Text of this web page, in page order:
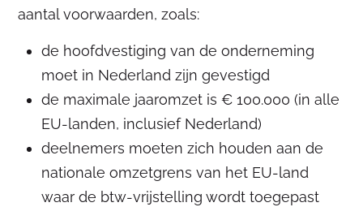
aantal voorwaarden, zoals:
de hoofdvestiging van de onderneming
moet in Nederland zijn gevestigd
de maximale jaaromzet is € 100.000 (in alle
EU-landen, inclusief Nederland)
deelnemers moeten zich houden aan de
nationale omzetgrens van het EU-land
waar de btw-vrijstelling wordt toegepast